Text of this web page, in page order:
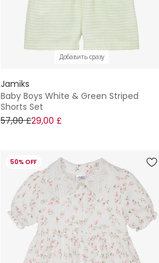
Добавить сразу
Jamiks
Baby Boys White & Green Striped
Shorts Set
57,00 £29,00 £
50% OFF